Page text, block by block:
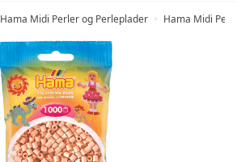
Hama Midi Perler og Perleplader » Hama Midi